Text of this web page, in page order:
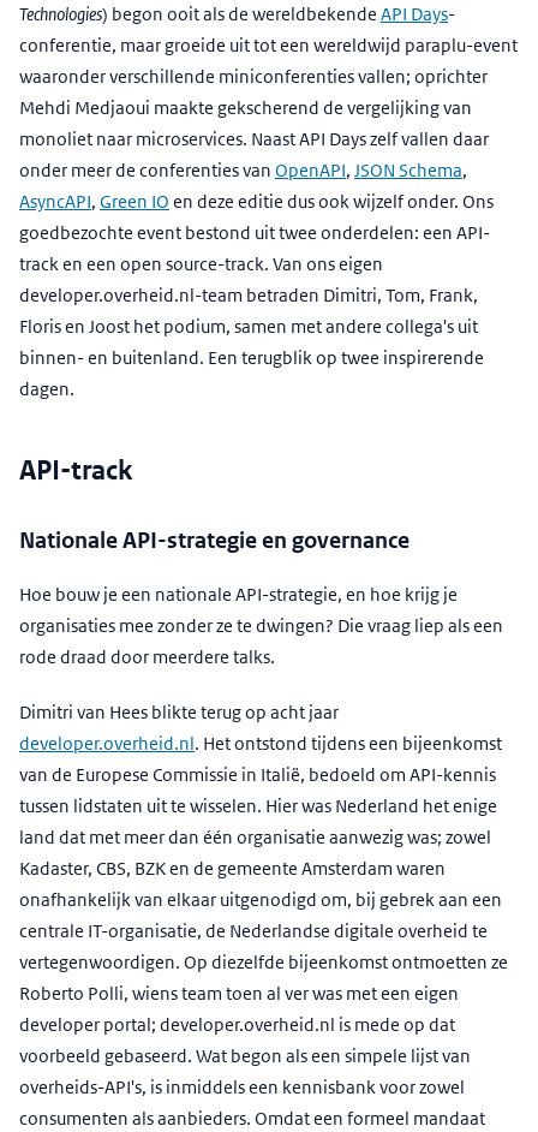
Technologies) begon ooit als de wereldbekende API Days-
conferentie, maar groeide uit tot een wereldwijd paraplu-event
waaronder verschillende miniconferenties vallen; oprichter
Mehdi Medjaoui maakte gekscherend de vergelijking van
monoliet naar microservices. Naast API Days zelf vallen daar
onder meer de conferenties van OpenAPI, JSON Schema,
AsyncAPI, Green IO en deze editie dus ook wijzelf onder. Ons
goedbezochte event bestond uit twee onderdelen: een API-
track en een open source-track. Van ons eigen
developer.overheid.nl-team betraden Dimitri, Tom, Frank,
Floris en Joost het podium, samen met andere collega's uit
binnen- en buitenland. Een terugblik op twee inspirerende
dagen.
API-track
Nationale API-strategie en governance
Hoe bouw je een nationale API-strategie, en hoe krijg je
organisaties mee zonder ze te dwingen? Die vraag liep als een
rode draad door meerdere talks.
Dimitri van Hees blikte terug op acht jaar
developer.overheid.nl. Het ontstond tijdens een bijeenkomst
van de Europese Commissie in Italië, bedoeld om API-kennis
tussen lidstaten uit te wisselen. Hier was Nederland het enige
land dat met meer dan één organisatie aanwezig was; zowel
Kadaster, CBS, BZK en de gemeente Amsterdam waren
onafhankelijk van elkaar uitgenodigd om, bij gebrek aan een
centrale IT-organisatie, de Nederlandse digitale overheid te
vertegenwoordigen. Op diezelfde bijeenkomst ontmoetten ze
Roberto Polli, wiens team toen al ver was met een eigen
developer portal; developer.overheid.nl is mede op dat
voorbeeld gebaseerd. Wat begon als een simpele lijst van
overheids-API's, is inmiddels een kennisbank voor zowel
consumenten als aanbieders. Omdat een formeel mandaat